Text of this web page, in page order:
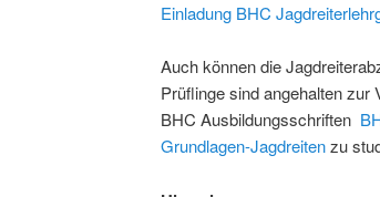
Einladung BHC
Auch können die
Prüflinge sind angehalten zur
BHC Ausbildungsschriften
Grundlagen-Jagdreitenzu